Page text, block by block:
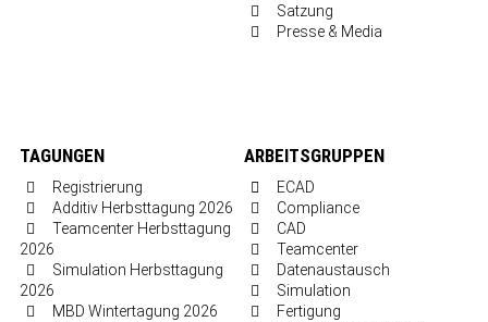
Satzung
Presse & Media
TAGUNGEN
Registrierung
Additiv Herbsttagung 2026
Teamcenter Herbsttagung
2026
Simulation Herbsttagung
2026
MBD Wintertagung 2026
ARBEITSGRUPPEN
ECAD
Compliance
CAD
Teamcenter
Datenaustausch
Simulation
Fertigung